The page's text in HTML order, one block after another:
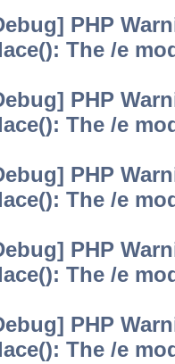
PHP
The /e
PHP
The /e
PHP
The /e
PHP
The /e
PHP
The /e